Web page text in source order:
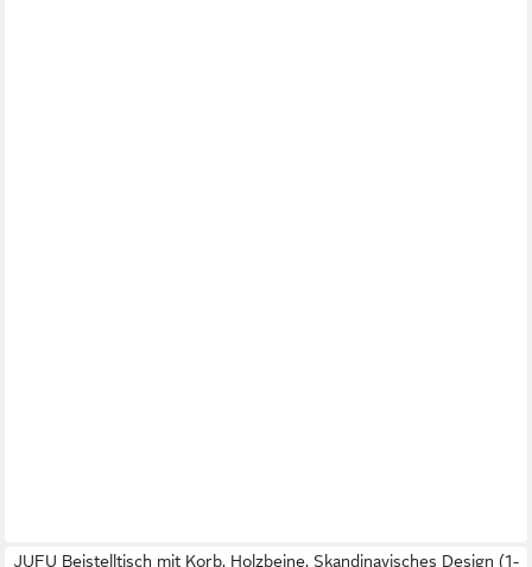
JUFU Beistelltisch mit Korb, Holzbeine, Skandinavisches Design (1-